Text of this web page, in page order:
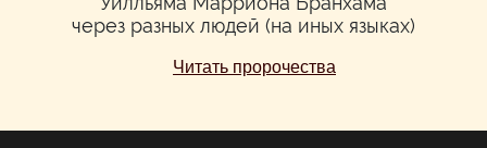
через разных людей (на иных языках)
Читать пророчества